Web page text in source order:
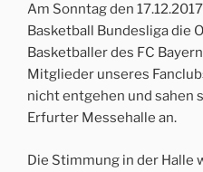
Am Sonntag den
Basketball Bundesliga die
Basketballer des FC
Mitglieder unseres
nicht entgehen und sahen
Erfurter Messehalle an.
Die Stimmung in der Halle